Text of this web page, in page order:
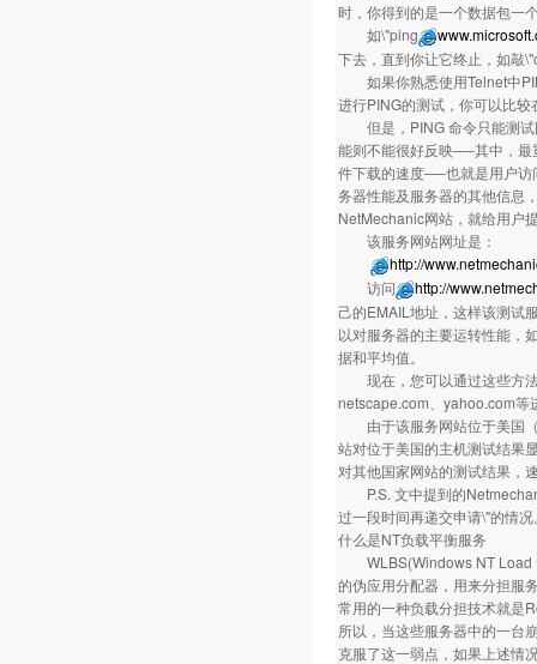
时，你得到的是一个数据包一
如\"ping
下去，直到你让它终止，如敲
如果你熟悉使用Telnet中
进行PING的测试，你可以比
但是，PING 命令只能测试
能则不能很好反映──其中，最
件下载的速度──也就是用户访
务器性能及服务器的其他信息
NetMechanic网站，就给用户
该服务网站网址是
http://
访问
http://
己的EMAIL地址，这样该测试
以对服务器的主要运转性能，
据和平均值。
现在，您可以通过这些方法
netscape.com、yahoo.com等
由于该服务网站位于美国（
站对位于美国的主机测试结果
对其他国家网站的测试结果，
P.S. 文中提到的
过一段时间再递交申请\"的情
什么是NT负载平衡服务
WLBS(Windows NT Load
的伪应用分配器，用来分担服
常用的一种负载分担技术就是
所以，当这些服务器中的一台
克服了这一弱点，如果上述